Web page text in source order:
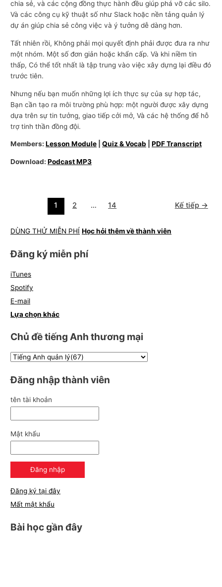
chia sẻ, và các cộng đồng thực hành đều giúp phá vỡ các silo.
Và các công cụ kỹ thuật số như Slack hoặc nền tảng quản lý
dự án giúp chia sẻ công việc và ý tưởng dễ dàng hơn.
Tất nhiên rồi, Không phải mọi quyết định phải được đưa ra như
một nhóm. Một số đơn giản hoặc khẩn cấp. Và khi niềm tin
thấp, Có thể tốt nhất là tập trung vào việc xây dựng lại điều đó
trước tiên.
Nhưng nếu bạn muốn những lợi ích thực sự của sự hợp tác,
Bạn cần tạo ra môi trường phù hợp: một người được xây dựng
dựa trên sự tin tưởng, giao tiếp cởi mở, Và các hệ thống để hỗ
trợ tinh thần đồng đội.
Members:Lesson Module |Quiz & Vocab |PDF Transcript
Download:Podcast MP3
1 2 … 14 Kế tiếp →
DÙNG THỬ MIỄN PHÍ Học hỏi thêm về thành viên
Đăng ký miễn phí
iTunes
Spotify
E-mail
Lựa chọn khác
Chủ đề tiếng Anh thương mại
Đăng nhập thành viên
tên tài khoản
Mật khẩu
Đăng ký tại đây
Mất mật khẩu
Bài học gần đây